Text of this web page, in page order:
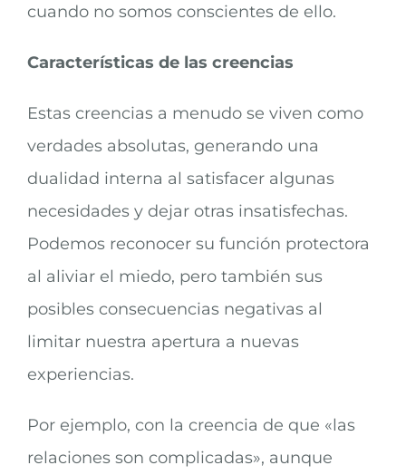
cuando no somos conscientes de ello.
Características de las creencias
Estas creencias a menudo se viven como
verdades absolutas, generando una
dualidad interna al satisfacer algunas
necesidades y dejar otras insatisfechas.
Podemos reconocer su función protectora
al aliviar el miedo, pero también sus
posibles consecuencias negativas al
limitar nuestra apertura a nuevas
experiencias.
Por ejemplo, con la creencia de que «las
relaciones son complicadas», aunque